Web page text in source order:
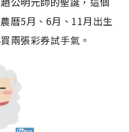
曆5月、6月、11月出生
兩張彩券試手氣。